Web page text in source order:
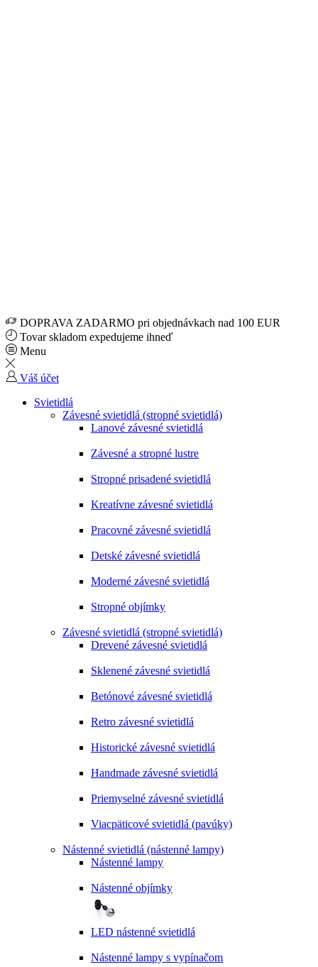
DOPRAVA ZADARMO pri objednávkach nad 100 EUR
Tovar skladom expedujeme ihneď
Menu
Váš účet
Svietidlá
Závesné svietidlá (stropné svietidlá)
Lanové závesné svietidlá
Závesné a stropné lustre
Stropné prisadené svietidlá
Kreatívne závesné svietidlá
Pracovné závesné svietidlá
Detské závesné svietidlá
Moderné závesné svietidlá
Stropné objímky
Závesné svietidlá (stropné svietidlá)
Drevené závesné svietidlá
Sklenené závesné svietidlá
Betónové závesné svietidlá
Retro závesné svietidlá
Historické závesné svietidlá
Handmade závesné svietidlá
Priemyselné závesné svietidlá
Viacpäticové svietidlá (pavúky)
Nástenné svietidlá (nástenné lampy)
Nástenné lampy
Nástenné objímky
LED nástenné svietidlá
Nástenné lampy s vypínačom